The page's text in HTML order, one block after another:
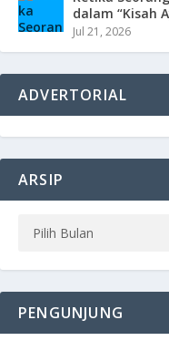
dalam “Kisah
Jul 21, 2026
ADVERTORIAL
ARSIP
PENGUNJUNG